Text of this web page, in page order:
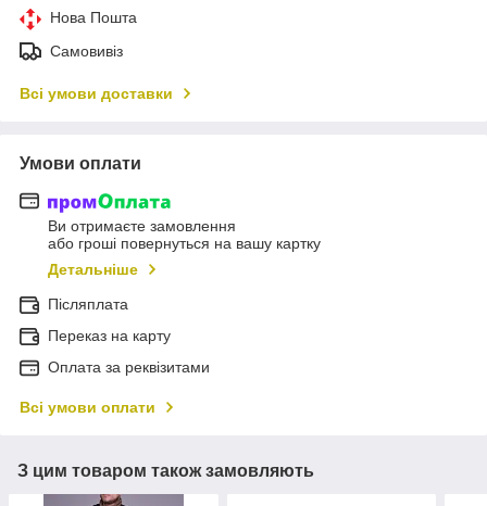
Нова Пошта
Самовивіз
Всі умови доставки
Умови оплати
Ви отримаєте замовлення
або гроші повернуться на вашу картку
Детальніше
Післяплата
Переказ на карту
Оплата за реквізитами
Всі умови оплати
З цим товаром також замовляють